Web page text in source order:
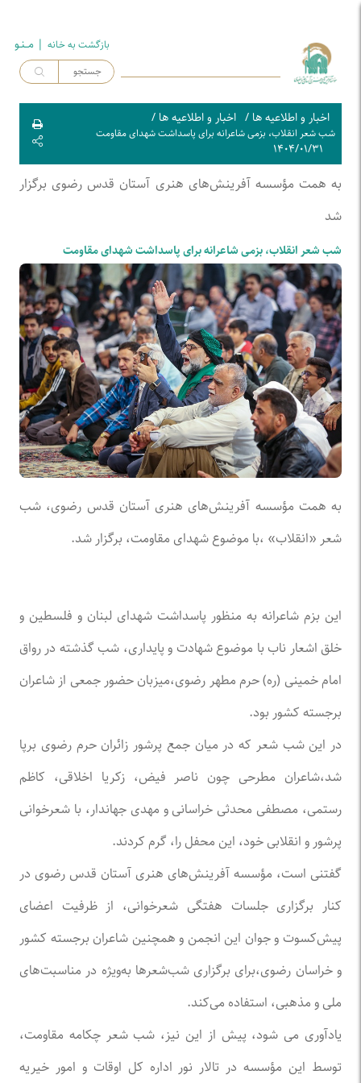
بازگشت به خـانه | مــنـو
اخبار و اطلاعیه ها / اخبار و اطلاعیه ها /
شب شعر انقلاب، بزمی شاعرانه برای پاسداشت شهدای مقاومت
۱۴۰۴/۰۱/۳۱
به همت مؤسسه آفرینش‌های هنری آستان قدس رضوی برگزار
شد
شب شعر انقلاب، بزمی شاعرانه برای پاسداشت شهدای مقاومت
به همت مؤسسه آفرینش‌های هنری آستان قدس رضوی، شب
شعر «انقلاب» ،با موضوع شهدای مقاومت، برگزار شد.
این بزم شاعرانه به منظور پاسداشت شهدای لبنان و فلسطین و
خلق اشعار ناب با موضوع شهادت و پایداری، شب گذشته در رواق
امام خمینی (ره) حرم مطهر رضوی،میزبان حضور جمعی از شاعران
برجسته کشور بود.
در این شب شعر که در میان جمع پرشور زائران حرم رضوی برپا
شد،شاعران مطرحی چون ناصر فیض، زکریا اخلاقی، کاظم
رستمی، مصطفی محدثی خراسانی و مهدی جهاندار، با شعرخوانی
پرشور و انقلابی خود، این محفل را، گرم کردند.
گفتنی است، مؤسسه آفرینش‌های هنری آستان قدس رضوی در
کنار برگزاری جلسات هفتگی شعرخوانی، از ظرفیت اعضای
پیش‌کسوت و جوان این انجمن و همچنین شاعران برجسته کشور
و خراسان رضوی،برای برگزاری شب‌شعرها به‌ویژه در مناسبت‌های
ملی و مذهبی، استفاده می‌کند.
یادآوری می شود، پیش از این نیز، شب شعر چکامه مقاومت،
توسط این مؤسسه در تالار نور اداره کل اوقات و امور خیریه